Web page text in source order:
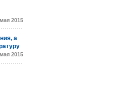
2015
а
2015